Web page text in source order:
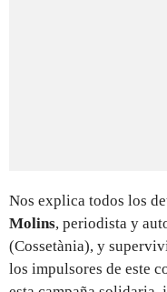
Nos explica todos los
Molins, periodista y
(Cossetània), y
los impulsores de este